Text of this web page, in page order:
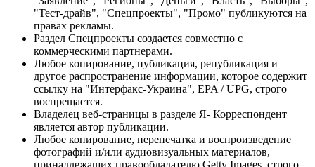
"Тест-драйв", "Спецпроекты", "Промо" публикуются на
правах рекламы.
Раздел Спецпроекты создается совместно с
коммерческими партнерами.
Любое копирование, публикация, републикация и
другое распространение информации, которое содержит
ссылку на "Интерфакс-Украина", EPA / UPG, строго
воспрещается.
Владелец веб-страницы в разделе Я- Корреспондент
является автор публикации.
Любое копирование, перепечатка и воспроизведение
фотографий и/или аудиовизуальных материалов,
принадлежащих правообладателю Getty Images, строго